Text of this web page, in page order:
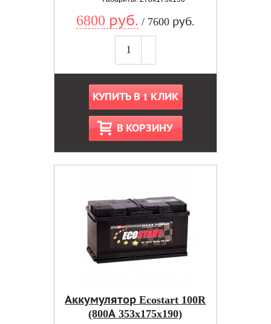
6800 руб. / 7600 руб.
КУПИТЬ В 1 КЛИК
В КОРЗИНУ
Аккумулятор Ecostart 100R
(800А 353x175x190)